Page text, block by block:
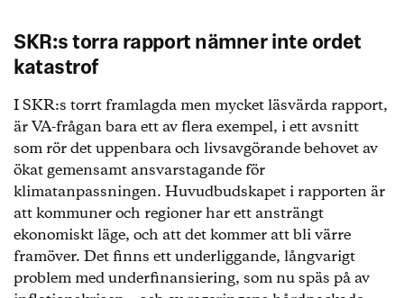
SKR:s torra rapport nämner inte ordet
katastrof
I SKR:s torrt framlagda men mycket läsvärda rapport,
är VA-frågan bara ett av flera exempel, i ett avsnitt
som rör det uppenbara och livsavgörande behovet av
ökat gemensamt ansvarstagande för
klimatanpassningen. Huvudbudskapet i rapporten är
att kommuner och regioner har ett ansträngt
ekonomiskt läge, och att det kommer att bli värre
framöver. Det finns ett underliggande, långvarigt
problem med underfinansiering, som nu späs på av